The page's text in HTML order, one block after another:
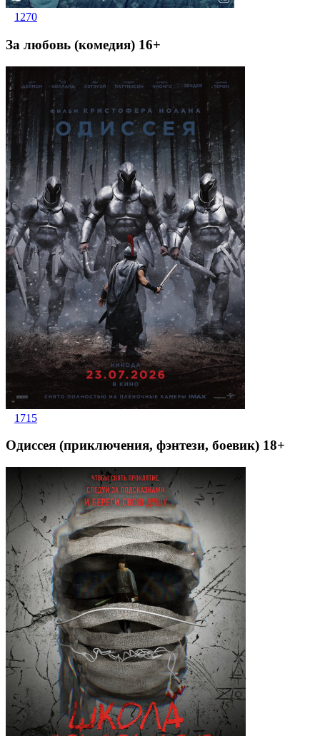
1270
За любовь (комедия) 16+
1715
Одиссея (приключения, фэнтези, боевик) 18+